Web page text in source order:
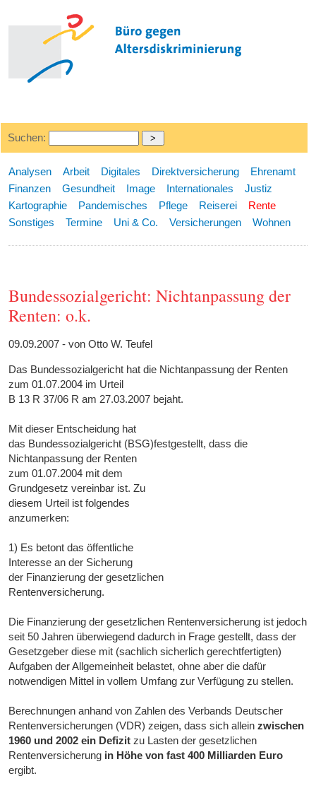
Suchen:
Analysen Arbeit Digitales Direktversicherung
Ehrenamt
Finanzen
Gesundheit Image Internationales
Justiz
Kartographie
Pandemisches Pflege Reiserei
Rente
Sonstiges
Termine Uni & Co. Versicherungen Wohnen
Bundessozialgericht: Nichtanpassung der
Renten: o.k.
09.09.2007 - von Otto W. Teufel
Das Bundessozialgericht hat die Nichtanpassung der Renten
zum 01.07.2004 im Urteil
B 13 R 37/06 R am 27.03.2007 bejaht.
Mit dieser Entscheidung hat
das Bundessozialgericht (BSG)festgestellt, dass die
Nichtanpassung der Renten
zum 01.07.2004 mit dem
Grundgesetz vereinbar ist. Zu
diesem Urteil ist folgendes
anzumerken:
1) Es betont das öffentliche
Interesse an der Sicherung
der Finanzierung der gesetzlichen
Rentenversicherung.
Die Finanzierung der gesetzlichen Rentenversicherung ist jedoch
seit 50 Jahren überwiegend dadurch in Frage gestellt, dass der
Gesetzgeber diese mit (sachlich sicherlich gerechtfertigten)
Aufgaben der Allgemeinheit belastet, ohne aber die dafür
notwendigen Mittel in vollem Umfang zur Verfügung zu stellen.
Berechnungen anhand von Zahlen des Verbands Deutscher
Rentenversicherungen (VDR) zeigen, dass sich alleinzwischen
1960 und 2002 ein Defizitzu Lasten der gesetzlichen
Rentenversicherung in Höhe von fast 400 Milliarden Euro
ergibt.